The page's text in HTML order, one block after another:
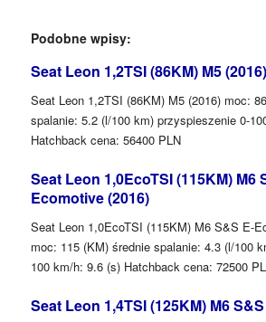
Podobne wpisy:
Seat Leon 1,2TSI (86KM) M5 (2016)
Seat Leon 1,2TSI (86KM) M5 (2016) moc:
spalanie: 5.2 (l/100 km) przyspieszenie 0-
Hatchback cena: 56400 PLN
Seat Leon 1,0EcoTSI (115KM) M6
Ecomotive (2016)
Seat Leon 1,0EcoTSI (115KM) M6 S&S E-
moc: 115 (KM) średnie spalanie: 4.3 (l/100
100 km/h: 9.6 (s) Hatchback cena: 72500
Seat Leon 1,4TSI (125KM) M6